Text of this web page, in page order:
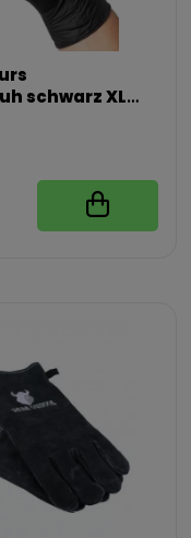
schwarz XL